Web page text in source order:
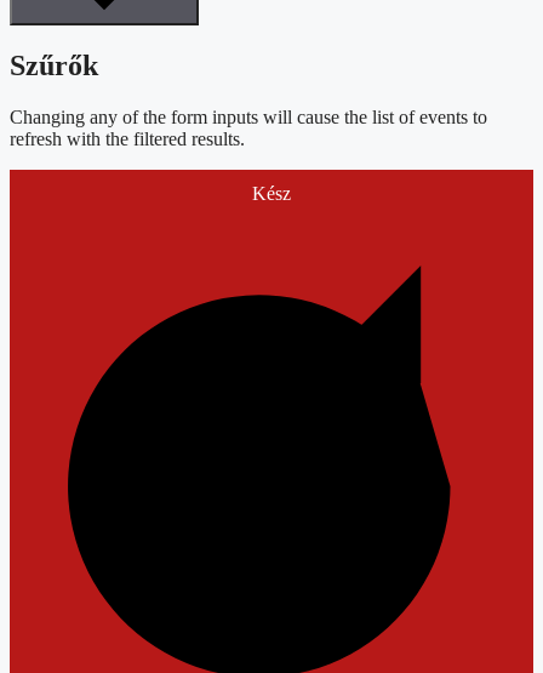
Szűrők
Changing any of the form inputs will cause the list of events to
refresh with the filtered results.
Kész